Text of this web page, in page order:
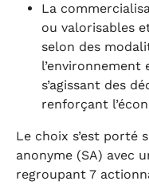
La
ou valorisables
selon des
l’environnement
s’agissant des
renforçant
Le choix s’est porté
anonyme (SA) avec
regroupant 7